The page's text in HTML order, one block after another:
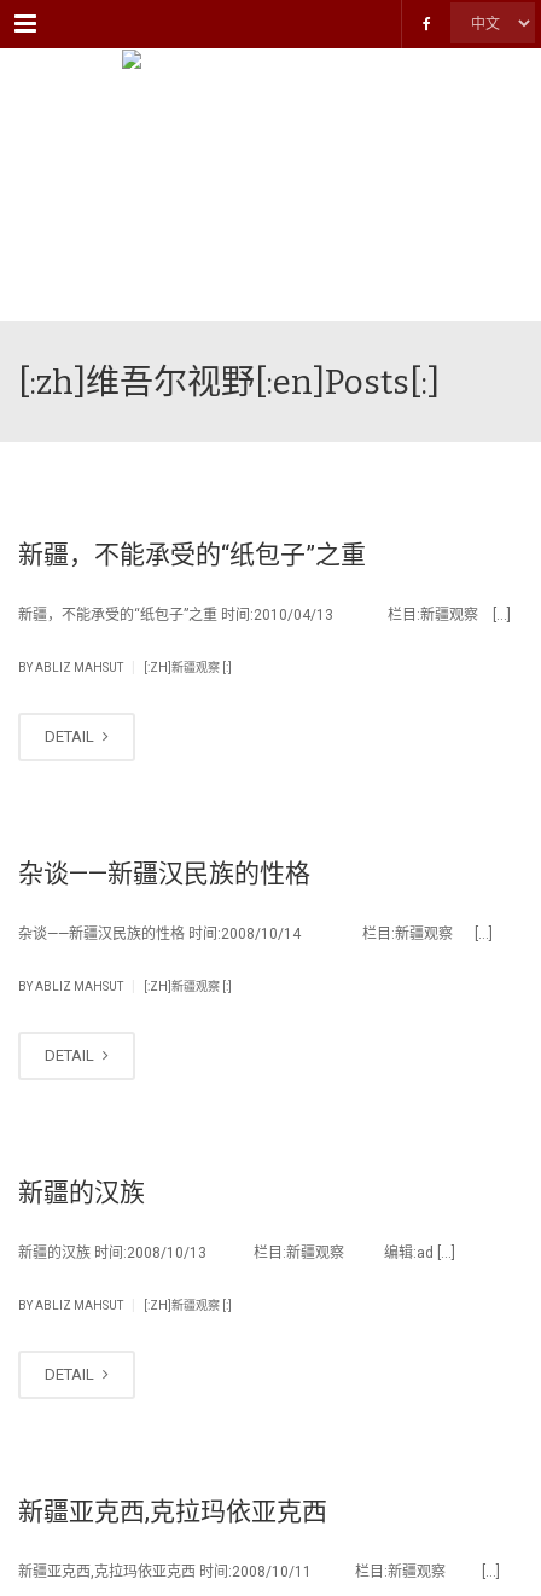
Menu
[:zh]维吾尔视野[:en]Posts[:]
新疆，不能承受的“纸包子”之重
新疆，不能承受的“纸包子”之重 时间:2010/04/13 栏目:新疆观察 […]
BYABLIZ MAHSUT [:ZH]新疆观察 [:]
DETAIL
杂谈——新疆汉民族的性格
杂谈——新疆汉民族的性格 时间:2008/10/14 栏目:新疆观察 […]
BYABLIZ MAHSUT [:ZH]新疆观察 [:]
DETAIL
新疆的汉族
新疆的汉族 时间:2008/10/13 栏目:新疆观察 编辑:ad […]
BYABLIZ MAHSUT [:ZH]新疆观察 [:]
DETAIL
新疆亚克西,克拉玛依亚克西
新疆亚克西,克拉玛依亚克西 时间:2008/10/11 栏目:新疆观察 […]